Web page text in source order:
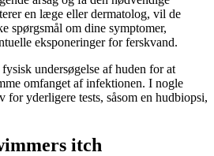
en læge eller dermatolog, vil de
spørgsmål om dine symptomer,
eksponeringer for ferskvand.
undersøgelse af huden for at
omfanget af infektionen. I nogle
yderligere tests, såsom en hudbiopsi,
itch